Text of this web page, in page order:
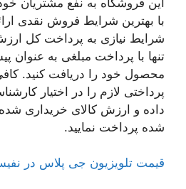
با بهترین شرایط فروش نقدی
شرایط نیازی به پرداخت کل
تنها با پرداخت مبلغی به عنوان
محصول خود را دریافت کنید.
داده و ارزش کالای خریداری
شده پرداخت نمایید.
قیمت تلویزیون جی پلاس در نفیس